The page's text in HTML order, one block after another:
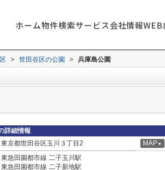
ホーム物件検索サービス会社情報
> 世田谷区の公園 > 兵庫島公園
詳細情報
東京都世田谷区玉川３丁目2 MAP ▼
東急田園都市線 二子玉川駅
東急田園都市線 二子新地駅